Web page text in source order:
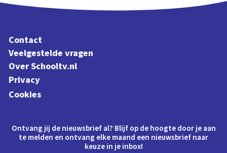
Contact
Veelgestelde vragen
Over Schooltv.nl
Privacy
Cookies
Ontvang jij de nieuwsbrief al? Blijf op de hoogte door je aan
te melden en ontvang elke maand een nieuwsbrief naar
keuze in je inbox!